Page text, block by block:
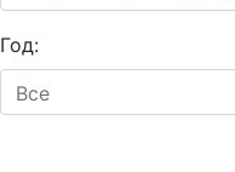
Год:
Все